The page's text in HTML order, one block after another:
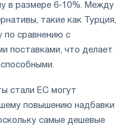
в размере 6-10%. Между
такие как Турция,
по сравнению с
поставками, что делает
стали ЕС могут
повышению надбавки
самые дешевые